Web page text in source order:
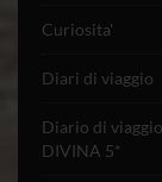
Curiosita'
Diari di viaggio
Diario di
DIVINA 5*